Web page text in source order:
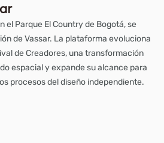
el Parque El Country de Bogotá, se
de Vassar. La plataforma evoluciona
de Creadores, una transformación
espacial y expande su alcance para
procesos del diseño independiente.